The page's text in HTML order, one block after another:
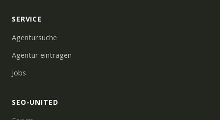
SERVICE
Agentursuche
Agentur eintragen
Jobs
SEO-UNITED